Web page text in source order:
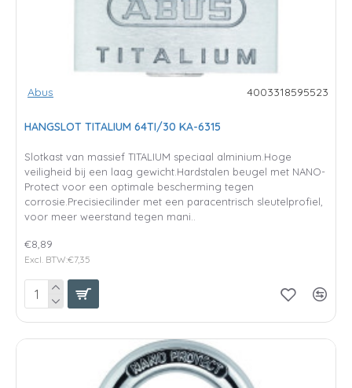
Abus 4003318595523
HANGSLOT TITALIUM 64TI/30 KA-6315
Slotkast van massief TITALIUM speciaal alminium.Hoge
veiligheid bij een laag gewicht.Hardstalen beugel met NANO-
Protect voor een optimale bescherming tegen
corrosie.Precisiecilinder met een paracentrisch sleutelprofiel,
voor meer weerstand tegen mani..
€8,89
Excl. BTW:€7,35